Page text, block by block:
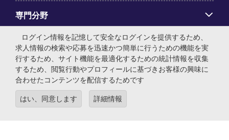
専門分野
アプリ
Employer Centre
ログイン情報を記憶して安全なログインを提供するため、
求人情報の検索や応募を迅速かつ簡単に行うための機能を実
行するため、サイト機能を最適化するための統計情報を収集
するため、閲覧行動やプロフィールに基づきお客様の興味に
合わせたコンテンツを配信するためです
はい、同意します 詳細情報